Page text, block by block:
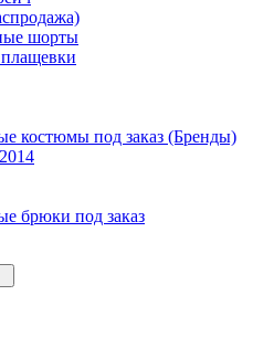
шорты
костюмы под заказ (Бренды)
брюки под заказ